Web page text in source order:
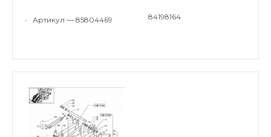
• Артикул — 85804469 84198164